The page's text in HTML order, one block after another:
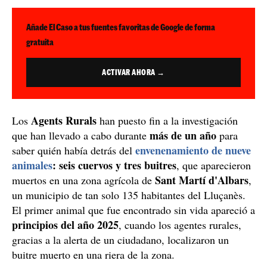
Añade El Caso a tus fuentes favoritas de Google de forma
gratuita
ACTIVAR AHORA →
Los Agents Rurals han puesto fin a la investigación
que han llevado a cabo durante más de un año para
saber quién había detrás del envenenamiento de nueve
animales: seis cuervos y tres buitres, que aparecieron
muertos en una zona agrícola de Sant Martí d'Albars,
un municipio de tan solo 135 habitantes del Lluçanès.
El primer animal que fue encontrado sin vida apareció a
principios del año 2025, cuando los agentes rurales,
gracias a la alerta de un ciudadano, localizaron un
buitre muerto en una riera de la zona.